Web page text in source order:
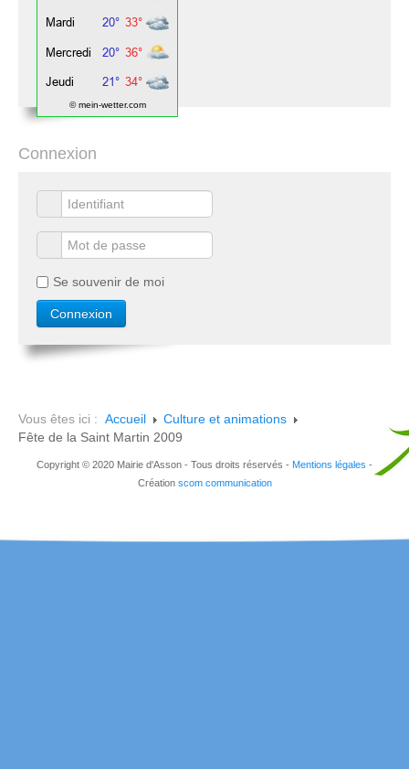
© mein-wetter.com
Connexion
Se souvenir de moi
Vous êtes ici : Accueil
Culture et animations
Fête de la Saint Martin 2009
Copyright © 2020 Mairie d'Asson - Tous droits réservés - Mentions légales -
Création scom communication